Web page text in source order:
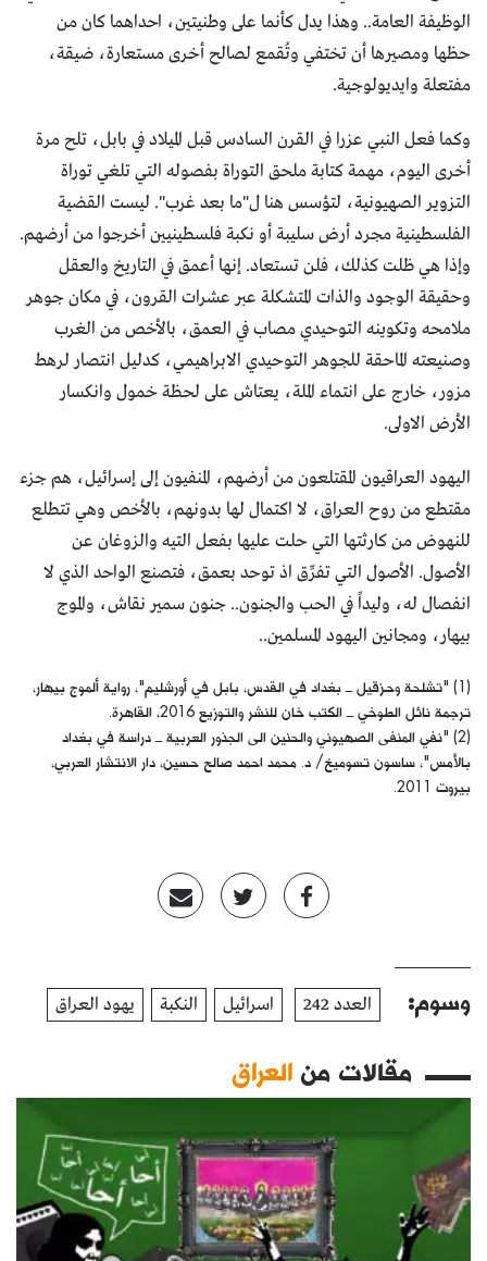
الوظيفة العامة.. وهذا يدل كأنما على وطنيتين، احداهما كان من
حظها ومصيرها أن تختفي وتُقمع لصالح أخرى مستعارة، ضيقة،
مفتعلة وايديولوجية.
وكما فعل النبي عزرا في القرن السادس قبل الميلاد في بابل، تلح مرة
أخرى اليوم، مهمة كتابة ملحق التوراة بفصوله التي تلغي توراة
التزوير الصهيونية، لتؤسس هنا ل"ما بعد غرب". ليست القضية
الفلسطينية مجرد أرض سليبة أو نكبة فلسطينيين أخرجوا من أرضهم.
وإذا هي ظلت كذلك، فلن تستعاد. إنها أعمق في التاريخ والعقل
وحقيقة الوجود والذات المتشكلة عبر عشرات القرون، في مكان جوهر
ملامحه وتكوينه التوحيدي مصاب في العمق، بالأخص من الغرب
وصنيعته الماحقة للجوهر التوحيدي الابراهيمي، كدليل انتصار لرهط
مزور، خارج على انتماء الملة، يعتاش على لحظة خمول وانكسار
الأرض الاولى.
اليهود العراقيون المقتلعون من أرضهم، المنفيون إلى إسرائيل، هم جزء
مقتطع من روح العراق، لا اكتمال لها بدونهم، بالأخص وهي تتطلع
للنهوض من كارثتها التي حلت عليها بفعل التيه والزوغان عن
الأصول. الأصول التي تفرِّق اذ توحد بعمق، فتصنع الواحد الذي لا
انفصال له، وليداً في الحب والجنون.. جنون سمير نقاش، والموج
بيهار، ومجانين اليهود المسلمين..
(1) "تشلحة وحزقيل ــ بغداد في القدس، بابل في أورشليم"، رواية ألموج بيهار،
ترجمة نائل الطوخي ــ الكتب خان للنشر والتوزيع 2016، القاهرة.
(2) "نفي المنفى الصهيوني والحنين الى الجذور العربية ــ دراسة في بغداد
بالأمس"، ساسون تسوميخ/ د. محمد احمد صالح حسين، دار الانتشار العربي،
بيروت 2011.
وسوم: العدد 242 اسرائيل النكبة يهود العراق
مقالات منالعراق